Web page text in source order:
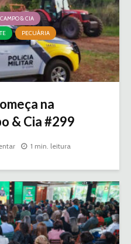
CAMPO & CIA
PECUÁRIA
na
& Cia #299
1 min. leitura